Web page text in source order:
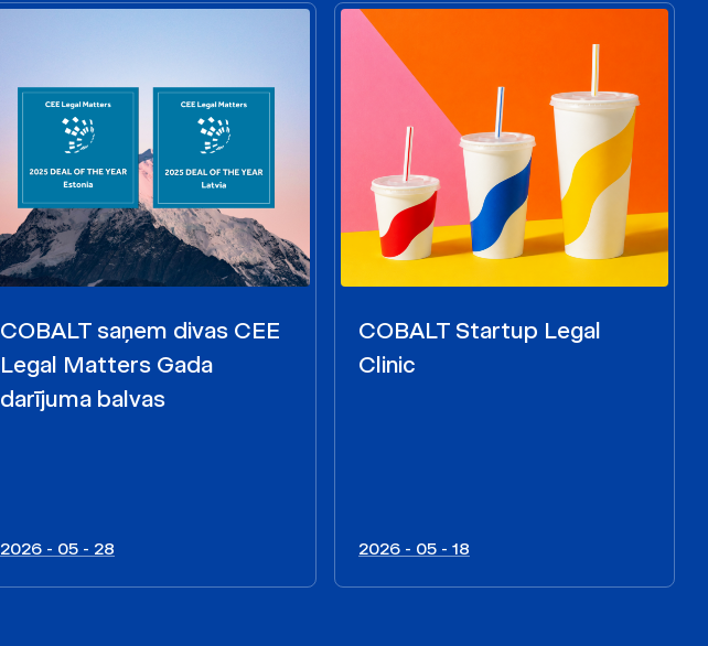
COBALT saņem divas CEE
Legal Matters Gada
darījuma balvas
2026 - 05 - 28
COBALT Startup Legal
Clinic
2026 - 05 - 18